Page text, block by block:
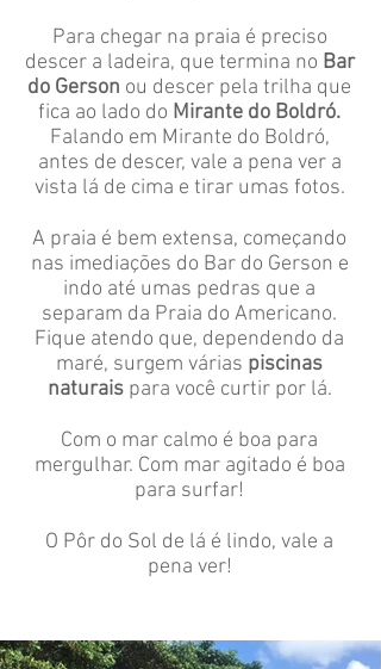
Para chegar na praia é preciso
descer a ladeira, que termina no Bar
do Gerson ou descer pela trilha que
fica ao lado do Mirante do Boldró.
Falando em Mirante do Boldró,
antes de descer, vale a pena ver a
vista lá de cima e tirar umas fotos.
A praia é bem extensa, começando
nas imediações do Bar do Gerson e
indo até umas pedras que a
separam da Praia do Americano.
Fique atendo que, dependendo da
maré, surgem várias piscinas
naturais para você curtir por lá.
Com o mar calmo é boa para
mergulhar. Com mar agitado é boa
para surfar!
O Pôr do Sol de lá é lindo, vale a
pena ver!